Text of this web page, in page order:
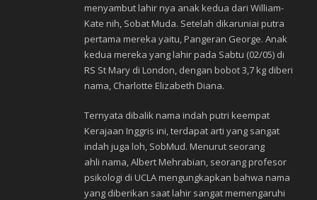
menyambut lahir nya anak kedua dari William-
Kate nih, Sobat Muda. Setelah dikaruniai putra
pertama mereka yaitu, Pangeran George. Anak
kedua mereka yang lahir pada Sabtu (02/05) di
RS St Mary di London, dengan bobot 3,7 kg diberi
nama, Charlotte Elizabeth Diana.
Ternyata dibalik nama indah putri keempat
Kerajaan Inggris ini, terdapat arti yang sangat
indah juga loh, SobMud. Menurut seorang
ahli nama, Albert Mehrabian, seorang profesor
psikologi di UCLA mengungkapkan bahwa nama
yang diberikan saat lahir sangat memengaruhi